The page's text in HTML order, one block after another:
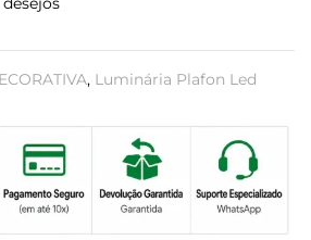
, Luminária Plafon Led